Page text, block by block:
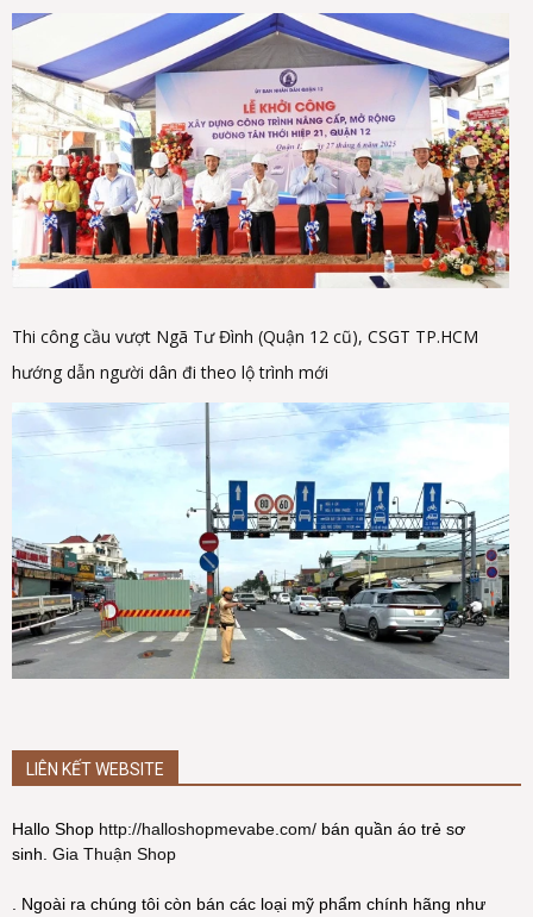
Thi công cầu vượt Ngã Tư Đình (Quận 12 cũ), CSGT TP.HCM
hướng dẫn người dân đi theo lộ trình mới
LIÊN KẾT WEBSITE
Hallo Shop http://halloshopmevabe.com/ bán quần áo trẻ sơ
sinh. Gia Thuận Shop
. Ngoài ra chúng tôi còn bán các loại mỹ phẩm chính hãng như